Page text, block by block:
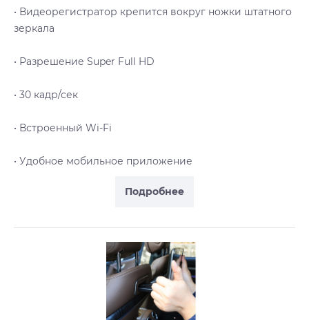
Подробнее
• Видеорегистратор крепится вокруг ножки штатного
зеркала
• Разрешение Super Full HD
• 30 кадр/сек
• Встроенный Wi-Fi
• Удобное мобильное приложение